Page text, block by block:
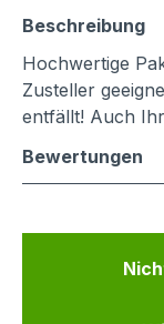
Beschreibung
Hochwertige
Zusteller
entfällt! Auch
Bewertungen